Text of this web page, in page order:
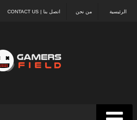
اتصل بنا | CONTACT US من نحن الرئيسية